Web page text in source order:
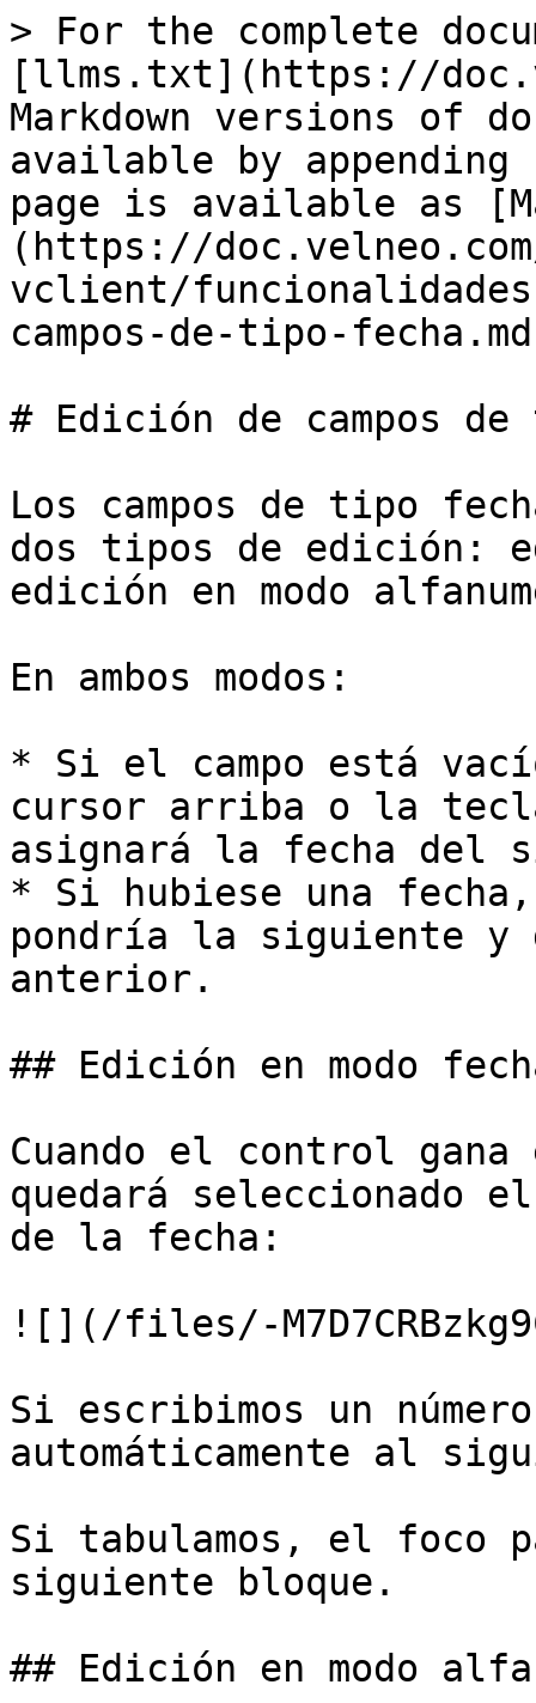
> For the complete
[llms.txt](https://
Markdown versions of
available by
page is available as
(https://
vclient/
campos-de-tipo-
# Edición de campos
Los campos de tipo
dos tipos de edición:
edición en modo
En ambos modos:
* Si el campo está
cursor arriba o la
asignará la fecha del
* Si hubiese una
pondría la siguiente y
anterior.
## Edición en modo
Cuando el control
quedará seleccionado
de la fecha:
![](/files/-
Si escribimos un
automáticamente al
Si tabulamos, el foco
siguiente bloque.
## Edición en modo